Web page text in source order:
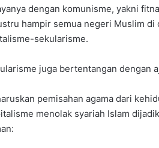
dengan komunisme, yakni
hampir semua negeri Muslim
sekularisme.
juga bertentangan dengan
pemisahan agama dari
menolak syariah Islam